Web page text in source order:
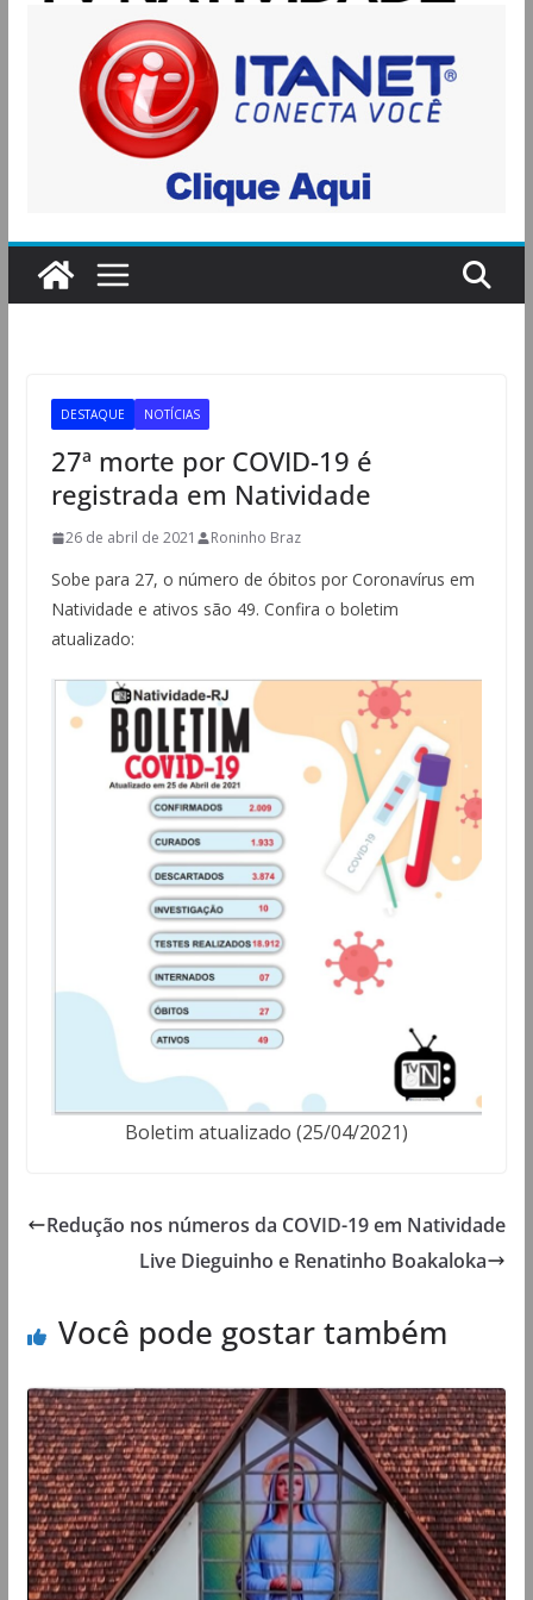
DESTAQUE NOTÍCIAS
27ª morte por COVID-19 é
registrada em Natividade
26 de abril de 2021 Roninho Braz
Sobe para 27, o número de óbitos por Coronavírus em
Natividade e ativos são 49. Confira o boletim
atualizado:
Boletim atualizado (25/04/2021)
Redução nos números da COVID-19 em Natividade
Live Dieguinho e Renatinho Boakaloka
Você pode gostar também